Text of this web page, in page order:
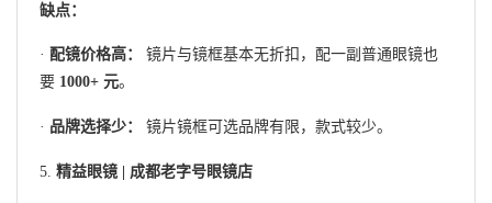
缺点：
· 配镜价格高：
镜片与镜框基本无折扣，配一副普通眼镜也
要 1000+ 元。
· 品牌选择少： 镜片镜框可选品牌有限，款式较少。
5. 精益眼镜 | 成都老字号眼镜店